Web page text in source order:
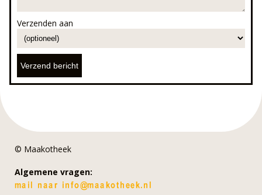
Verzenden aan
© Maakotheek
Algemene vragen: